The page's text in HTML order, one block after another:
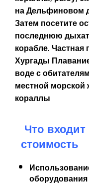
на Дельфиновом
Затем посетите
последнюю
корабле. Частная
Хургады
воде с
местной морской
кораллы
Что
стоимость